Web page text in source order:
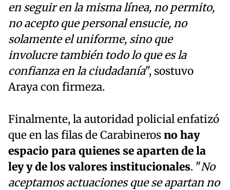
en seguir en la misma línea, no permito,
no acepto que personal ensucie, no
solamente el uniforme, sino que
involucre también todo lo que es la
confianza en la ciudadanía", sostuvo
Araya con firmeza.
Finalmente, la autoridad policial enfatizó
que en las filas de Carabinerosno hay
espacio para quienes se aparten de la
ley y de los valores institucionales. "No
aceptamos actuaciones que se apartan no